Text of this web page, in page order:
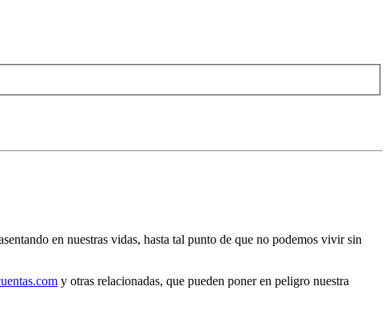
en nuestras vidas, hasta tal punto de que no podemos vivir sin
y otras relacionadas, que pueden poner en peligro nuestra